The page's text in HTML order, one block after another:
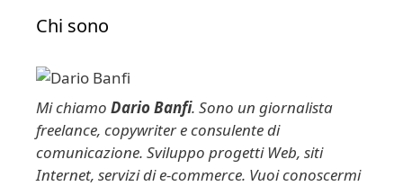
Chi sono
Mi chiamo Dario Banfi. Sono un giornalista
freelance, copywriter e consulente di
comunicazione. Sviluppo progetti Web, siti
Internet, servizi di e-commerce. Vuoi conoscermi